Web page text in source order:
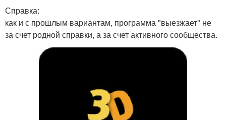
Справка:
как и с прошлым вариантам, программа "выезжает" не
за счет родной справки, а за счет активного сообщества.